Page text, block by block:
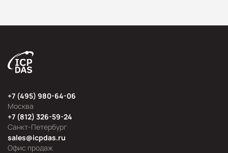
Москва
+7 (495) 980-64-06
Офис продаж
sales@icpdas.ru
Санкт-Петербург
+7 (812) 326-59-24